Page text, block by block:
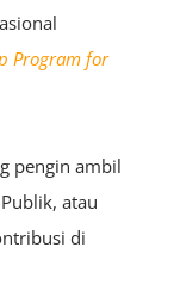
Program for
pengin ambil
atau
di